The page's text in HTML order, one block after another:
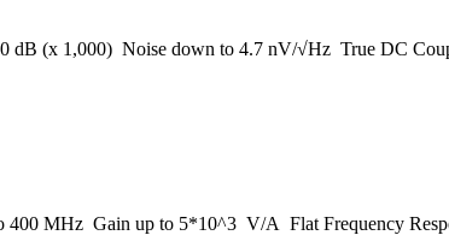
dB (x 1,000) Noise down to 4.7 nV/√Hz True DC
MHz Gain up to 5*10^3 V/A Flat Frequency